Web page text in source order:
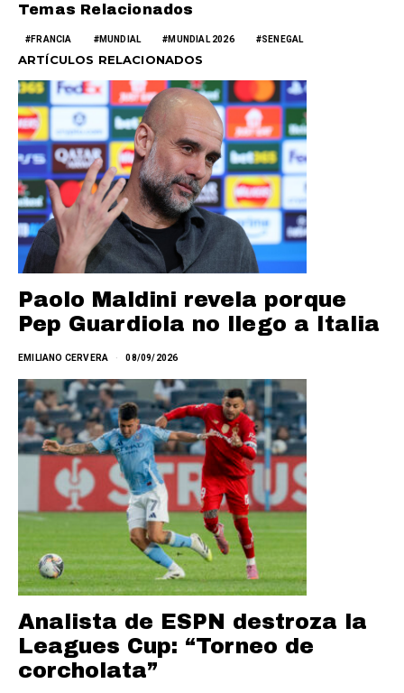
Temas Relacionados
FRANCIA MUNDIAL MUNDIAL 2026 SENEGAL
ARTÍCULOS RELACIONADOS
Paolo Maldini revela porque
Pep Guardiola no llego a Italia
EMILIANO CERVERA 08/09/2026
Analista de ESPN destroza la
Leagues Cup: “Torneo de
corcholata”